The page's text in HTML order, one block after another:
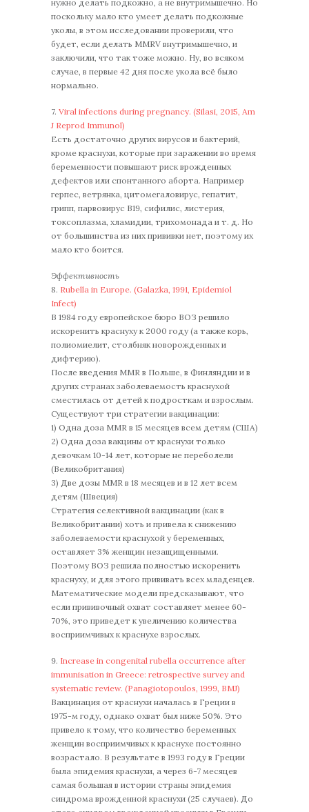
нужно делать подкожно, а не внутримышечно. Но
поскольку мало кто умеет делать подкожные
уколы, в этом исследовании проверили, что
будет, если делать MMRV внутримышечно, и
заключили, что так тоже можно. Ну, во всяком
случае, в первые 42 дня после укола всё было
нормально.
7. Viral infections during pregnancy. (Silasi, 2015, Am
J Reprod Immunol)
Есть достаточно других вирусов и бактерий,
кроме краснухи, которые при заражении во время
беременности повышают риск врожденных
дефектов или спонтанного аборта. Например
герпес, ветрянка, цитомегаловирус, гепатит,
грипп, парвовирус B19, сифилис, листерия,
токсоплазма, хламидии, трихомонада и т. д. Но
от большинства из них прививки нет, поэтому их
мало кто боится.
Эффективность
8. Rubella in Europe. (Galazka, 1991, Epidemiol
Infect)
В 1984 году европейское бюро ВОЗ решило
искоренить краснуху к 2000 году (а также корь,
полиомиелит, столбняк новорожденных и
дифтерию).
После введения MMR в Польше, в Финляндии и в
других странах заболеваемость краснухой
сместилась от детей к подросткам и взрослым.
Существуют три стратегии вакцинации:
1) Одна доза MMR в 15 месяцев всем детям (США)
2) Одна доза вакцины от краснухи только
девочкам 10-14 лет, которые не переболели
(Великобритания)
3) Две дозы MMR в 18 месяцев и в 12 лет всем
детям (Швеция)
Стратегия селективной вакцинации (как в
Великобритании) хоть и привела к снижению
заболеваемости краснухой у беременных,
оставляет 3% женщин незащищенными.
Поэтому ВОЗ решила полностью искоренить
краснуху, и для этого прививать всех младенцев.
Математические модели предсказывают, что
если прививочный охват составляет менее 60-
70%, это приведет к увеличению количества
восприимчивых к краснухе взрослых.
9. Increase in congenital rubella occurrence after
immunisation in Greece: retrospective survey and
systematic review. (Panagiotopoulos, 1999, BMJ)
Вакцинация от краснухи началась в Греции в
1975-м году, однако охват был ниже 50%. Это
привело к тому, что количество беременных
женщин восприимчивых к краснухе постоянно
возрастало. В результате в 1993 году в Греции
была эпидемия краснухи, а через 6-7 месяцев
самая большая в истории страны эпидемия
синдрома врожденной краснухи (25 случаев). До